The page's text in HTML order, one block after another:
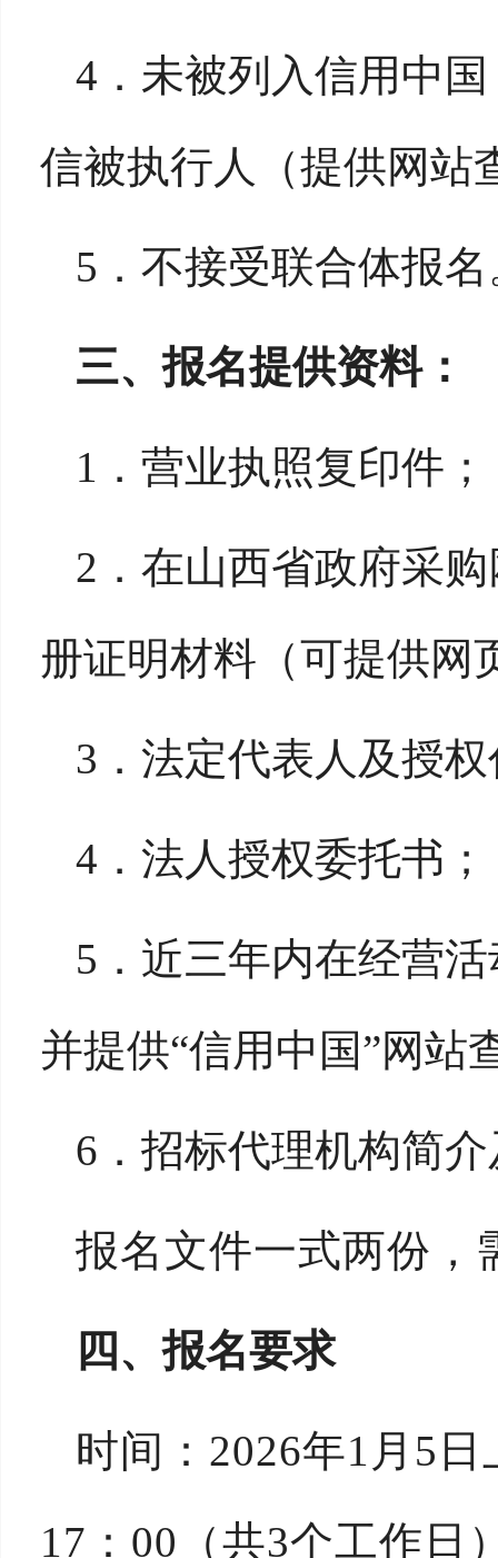
4． 未被列入信用中国
信被执行人
（提供网站
5． 不接受联合体报名
三、报名提供资料：
1． 营业执照复印件；
2． 在山西省政府采
册证明材料（可提供网
3． 法定代表人及授
4． 法人授权委托书；
5． 近三年内在经营
并提供“信用中国”网站
6． 招标代理机构简介
报名文件一式两份，
四 、报名要求
时间： 2026年1 月 5
17：00（共3个工作日